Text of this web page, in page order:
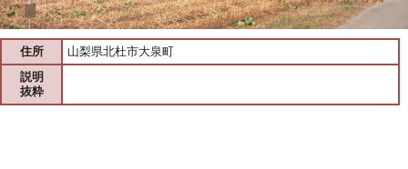
住所
山梨県北杜市大泉町
説明
抜粋